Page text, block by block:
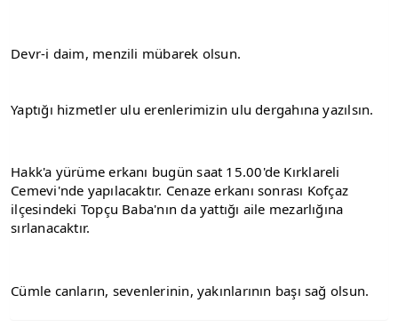
Devr-i daim, menzili mübarek olsun.
Yaptığı hizmetler ulu erenlerimizin ulu dergahına yazılsın.
Hakk'a yürüme erkanı bugün saat 15.00'de Kırklareli
Cemevi'nde yapılacaktır. Cenaze erkanı sonrası Kofçaz
ilçesindeki Topçu Baba'nın da yattığı aile mezarlığına
sırlanacaktır.
Cümle canların, sevenlerinin, yakınlarının başı sağ olsun.